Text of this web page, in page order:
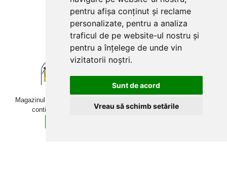
pentru afișa conținut și reclame
personalizate, pentru a analiza
traficul de pe website-ul nostru și
pentru a înțelege de unde vin
vizitatorii noștri.
Sunt de acord
Vreau să schimb setările
Magazinul online betoniera-roaba.ro folosește cookies. Navigând în
continuare, îți exprimi acordul pentru folosirea acestora.